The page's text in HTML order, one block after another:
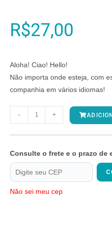
R$27,00
Aloha! Ciao! Hello!
Não importa onde esteja, com
companhia em vários idiomas!
- +
Consulte o frete e o prazo de
Não sei meu cep